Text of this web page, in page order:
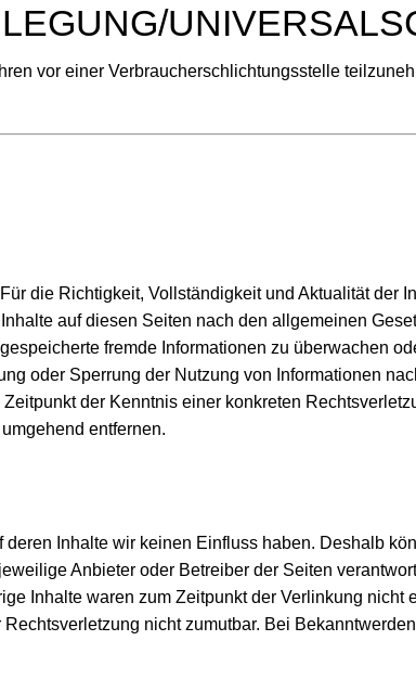
vor einer Verbraucherschlichtungsstelle
die Richtigkeit, Vollständigkeit und Aktualität der
auf diesen Seiten nach den allgemeinen
fremde Informationen zu überwachen
oder Sperrung der Nutzung von Informationen
der Kenntnis einer konkreten
entfernen.
Inhalte wir keinen Einfluss haben. Deshalb
Anbieter oder Betreiber der Seiten
Inhalte waren zum Zeitpunkt der Verlinkung
nicht zumutbar. Bei